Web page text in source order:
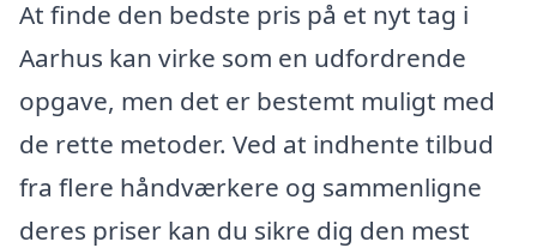
At finde den bedste pris på et nyt tag i
Aarhus kan virke som en udfordrende
opgave, men det er bestemt muligt med
de rette metoder. Ved at indhente tilbud
fra flere håndværkere og sammenligne
deres priser kan du sikre dig den mest